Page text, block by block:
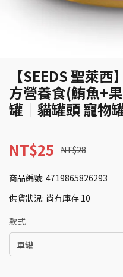
【SEEDS 聖萊
方營養食(鮪魚+
罐｜貓罐頭 寵物
NT$25 NT$28
商品編號: 4719865826293
供貨狀況: 尚有庫存 10
款式
單罐